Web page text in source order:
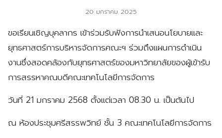
20 มกราคม 2025
ขอเรียนเชิญบุคลากร เข้าร่วมรับฟังการนำเสนอนโยบายและ
ยุทธศาสตร์การบริหารจัดการคณะฯ ร่วมถึงแผนการดำเนิน
งานซึ่งสอดคล้องกับยุทธศาสตร์ของมหาวิทยาลัยของผู้เข้ารับ
การสรรหาคณบดีคณะเทคโนโลยีการจัดการ
วันที่ 21 มกราคม 2568 ตั้งแต่เวลา 08.30 น. เป็นต้นไป
ณ ห้องประชุมศรีสรรพวิทย์ ชั้น 3 คณะเทคโนโลยีการจัดการ